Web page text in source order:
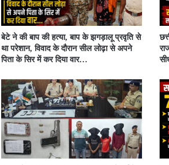
बेटे ने की बाप की हत्या, बाप के झगड़ालू प्रवृति से
था परेशान, विवाद के दौरान सील लोढ़ा से अपने
पिता के सिर में कर दिया वार…